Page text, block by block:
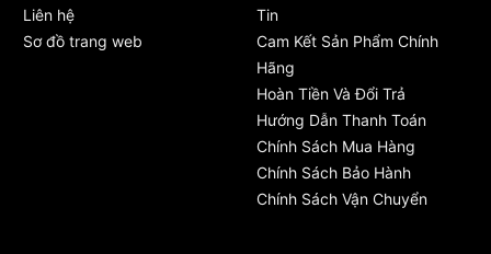
Liên hệ
Sơ đồ trang web
Tin
Cam Kết Sản Phẩm Chính
Hãng
Hoàn Tiền Và Đổi Trả
Hướng Dẫn Thanh Toán
Chính Sách Mua Hàng
Chính Sách Bảo Hành
Chính Sách Vận Chuyển